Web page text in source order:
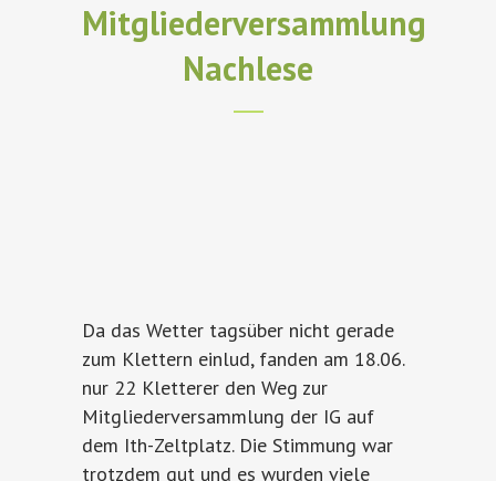
Mitgliederversammlung
Nachlese
Da das Wetter tagsüber nicht gerade
zum Klettern einlud, fanden am 18.06.
nur 22 Kletterer den Weg zur
Mitgliederversammlung der IG auf
dem Ith-Zeltplatz. Die Stimmung war
trotzdem gut und es wurden viele